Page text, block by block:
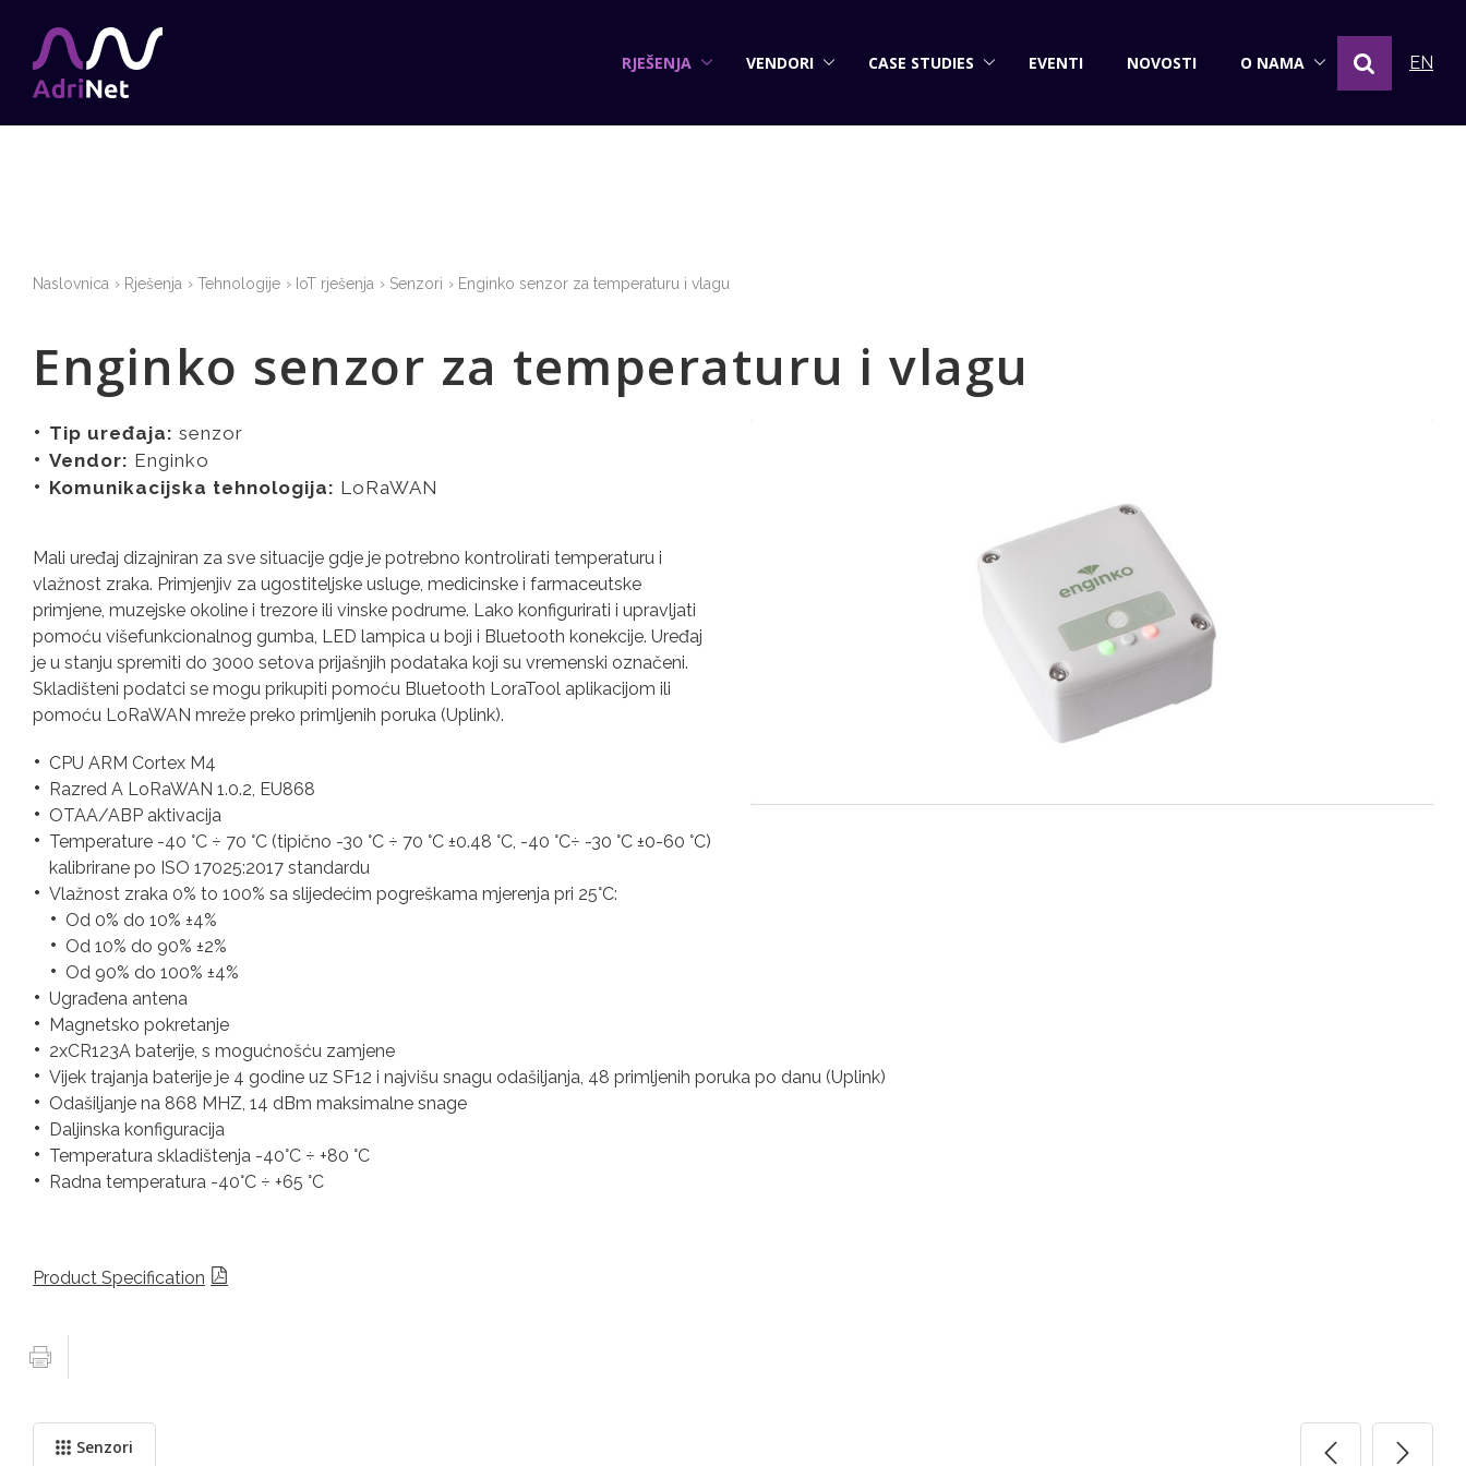
RJEŠENJA VENDORI CASE STUDIES EVENTI NOVOSTI O NAMA EN
Naslovnica Rješenja Tehnologije IoT rješenja Senzori Enginko senzor za temperaturu i vlagu
Enginko senzor za temperaturu i vlagu
Tip uređaja: senzor
Vendor: Enginko
Komunikacijska tehnologija: LoRaWAN
Mali uređaj dizajniran za sve situacije gdje je potrebno kontrolirati temperaturu i
vlažnost zraka. Primjenjiv za ugostiteljske usluge, medicinske i farmaceutske
primjene, muzejske okoline i trezore ili vinske podrume. Lako konfigurirati i upravljati
pomoću višefunkcionalnog gumba, LED lampica u boji i Bluetooth konekcije. Uređaj
je u stanju spremiti do 3000 setova prijašnjih podataka koji su vremenski označeni.
Skladišteni podatci se mogu prikupiti pomoću Bluetooth LoraTool aplikacijom ili
pomoću LoRaWAN mreže preko primljenih poruka (Uplink).
CPU ARM Cortex M4
Razred A LoRaWAN 1.0.2, EU868
OTAA/ABP aktivacija
Temperature -40 °C ÷ 70 °C (tipično -30 °C ÷ 70 °C ±0.48 °C, -40 °C÷ -30 °C ±0-60 °C)
kalibrirane po ISO 17025:2017 standardu
Vlažnost zraka 0% to 100% sa slijedećim pogreškama mjerenja pri 25°C:
Od 0% do 10% ±4%
Od 10% do 90% ±2%
Od 90% do 100% ±4%
Ugrađena antena
Magnetsko pokretanje
2xCR123A baterije, s mogućnošću zamjene
Vijek trajanja baterije je 4 godine uz SF12 i najvišu snagu odašiljanja, 48 primljenih poruka po danu (Uplink)
Odašiljanje na 868 MHZ, 14 dBm maksimalne snage
Daljinska konfiguracija
Temperatura skladištenja -40°C ÷ +80 °C
Radna temperatura -40°C ÷ +65 °C
Product Specification
Senzori